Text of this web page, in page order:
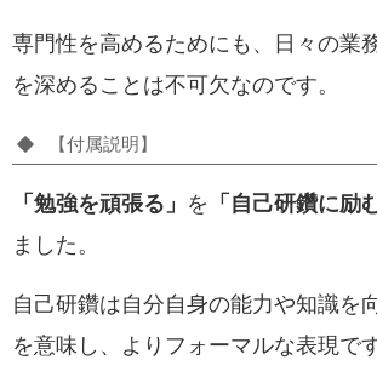
専門性を高めるためにも、日々の業
を深めることは不可欠なのです。
【付属説明】
「勉強を頑張る」 を 「自己研鑽に励
ました。
自己研鑽は自分自身の能力や知識を
を意味し、よりフォーマルな表現です